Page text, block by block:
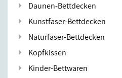
Daunen-Bettdecken
Kunstfaser-Bettdecken
Naturfaser-Bettdecken
Kopfkissen
Kinder-Bettwaren